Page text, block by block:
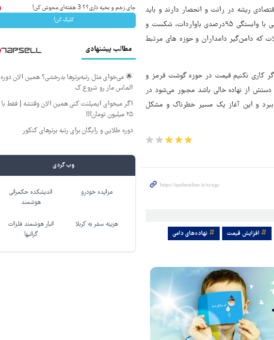
ریشه در رانت و انحصار دارند و باید
انحصار واردات را در حوزه های مختلف از جمله حوزه استراتژیک نهادهای دامی با وابستگی ۹۵درصدی باواردات، شکست و
که دامن‌گیر دامداران و حوزه های مرتبط
کاری نکنیم قیمت در حوزه گوشت قرمز و
از نهاده خالی باشد مجبور می‌شود در
ببرد و این آغاز یک مسیر خطرناک و مشکل
افزایش قیمت نهاده‌های دامی
جای زخم و بخیه داری؟؟ 3 هفته‌ای محوش کن!
کلیک کن!
مطالب پیشنهادی
🌟 می‌خوای مثل رتبه‌برترها بدرخشی؟ همین الان دوره
الماس ماز رو شروع ک
اگر میخوای ایمپلنت کنی همین الان وقتشه | فقط با
۲۵ میلیون تومان!!!
دوره طلایی و رایگان برای رتبه برترهای کنکور
وب گردی
مزایده خودرو
اندیشکده حکمرانی
هوشمند
هزینه سفر به کربلا
انبار هوشمند فلزات
گرانبها